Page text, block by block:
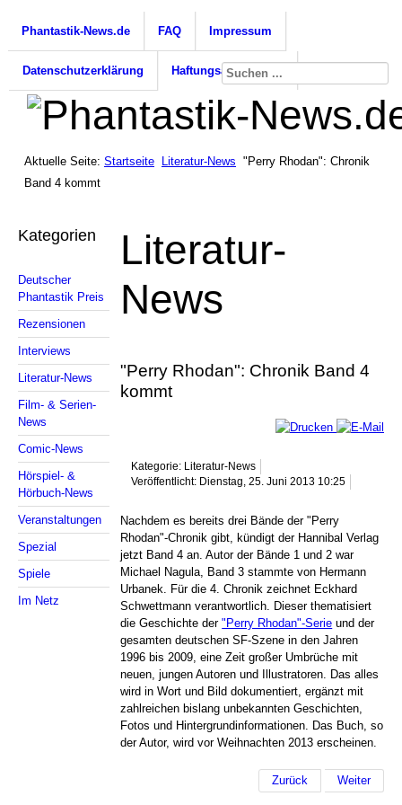
Phantastik-News.de FAQ Impressum
Datenschutzerklärung Haftungsausschluss
Aktuelle Seite: Startseite Literatur-News "Perry Rhodan": Chronik
Band 4 kommt
Kategorien
Deutscher
Phantastik Preis
Rezensionen
Interviews
Literatur-News
Film- & Serien-
News
Comic-News
Hörspiel- &
Hörbuch-News
Veranstaltungen
Spezial
Spiele
Im Netz
Literatur-
News
"Perry Rhodan": Chronik Band 4
kommt
Kategorie: Literatur-News
Veröffentlicht: Dienstag, 25. Juni 2013 10:25
Nachdem es bereits drei Bände der "Perry
Rhodan"-Chronik gibt, kündigt der Hannibal Verlag
jetzt Band 4 an. Autor der Bände 1 und 2 war
Michael Nagula, Band 3 stammte von Hermann
Urbanek. Für die 4. Chronik zeichnet Eckhard
Schwettmann verantwortlich. Dieser thematisiert
die Geschichte der"Perry Rhodan"-Serie und der
gesamten deutschen SF-Szene in den Jahren
1996 bis 2009, eine Zeit großer Umbrüche mit
neuen, jungen Autoren und Illustratoren. Das alles
wird in Wort und Bild dokumentiert, ergänzt mit
zahlreichen bislang unbekannten Geschichten,
Fotos und Hintergrundinformationen. Das Buch, so
der Autor, wird vor Weihnachten 2013 erscheinen.
Zurück Weiter